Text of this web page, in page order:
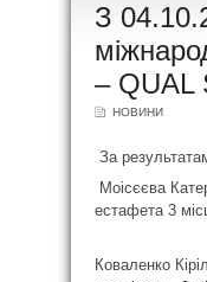
20
З
– QUAL
НОВИНИ
За
Моісєєва
естафета 3
Коваленко